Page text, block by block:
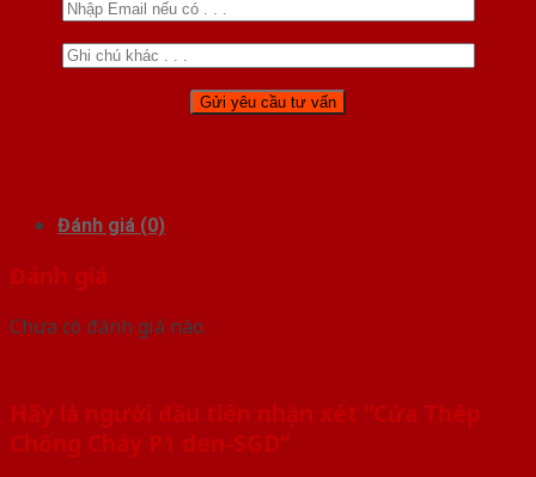
Đánh giá (0)
Đánh giá
Chưa có đánh giá nào.
Hãy là người đầu tiên nhận xét “Cửa Thép
Chống Cháy P1 den-SGD”